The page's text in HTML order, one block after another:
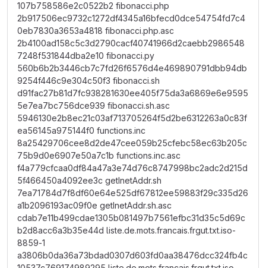
107b758586e2c0522b2 fibonacci.php
2b917506ec9732c1272df4345a16bfecd0dce54754fd7c4
0eb7830a3653a4818 fibonacci.php.asc
2b4100ad158c5c3d2790cacf40741966d2caebb2986548
7248f531844dba2e10 fibonacci.py
560b6b2b3446cb7c7fd26f6576d4e469890791dbb94db
9254f446c9e304c50f3 fibonacci.sh
d91fac27b81d7fc938281630ee405f75da3a6869e6e9595
5e7ea7bc756dce939 fibonacci.sh.asc
5946130e2b8ec21c03af713705264f5d2be6312263a0c83f
ea56145a975144f0 functions.inc
8a25429706cee8d2de47cee059b25cfebc58ec63b205c
75b9d0e6907e50a7c1b functions.inc.asc
f4a779cfcaa0df84a47a3e74d76c8747998bc2adc2d215d
5f466450a4092ee3c getInetAddr.sh
7ea71784d7f8df60e64e525df67812ee59883f29c335d26
a1b2096193ac09f0e getInetAddr.sh.asc
cdab7e11b499cdae1305b081497b7561efbc31d35c5d69c
b2d8acc6a3b35e44d liste.de.mots.francais.frgut.txt.iso-
8859-1
a3806b0da36a73bdad0307d603fd0aa38476dcc324fb4c